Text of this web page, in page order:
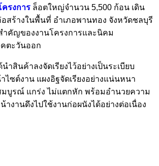
รงการ ล็อตใหญ่จำนวน 5,500 ก้อน เดิน
อสร้างในพื้นที่ อำเภอพานทอง จังหวัดชลบุรี
ำคัญของงานโครงการและนิคม
ตะวันออก
ำสินค้าลงจัดเรียงไว้อย่างเป็นระเบียบ
ซต์งาน แผงอิฐจัดเรียงอย่างแน่นหนา
บูรณ์ แกร่ง ไม่แตกหัก พร้อมอำนวยความ
งานดึงไปใช้งานก่อผนังได้อย่างต่อเนื่อง